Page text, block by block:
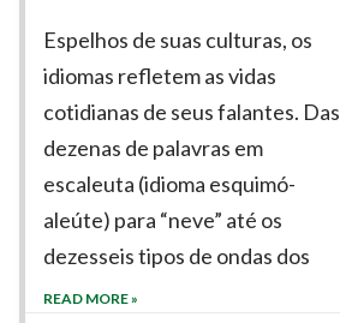
Espelhos de suas culturas, os
idiomas refletem as vidas
cotidianas de seus falantes. Das
dezenas de palavras em
escaleuta (idioma esquimó-
aleúte) para “neve” até os
dezesseis tipos de ondas dos
READ MORE »